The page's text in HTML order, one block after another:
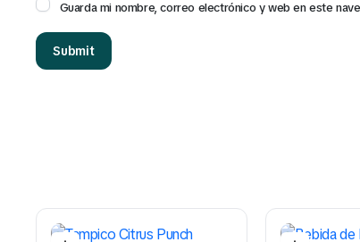
Guarda mi nombre, correo electrónico y web en este